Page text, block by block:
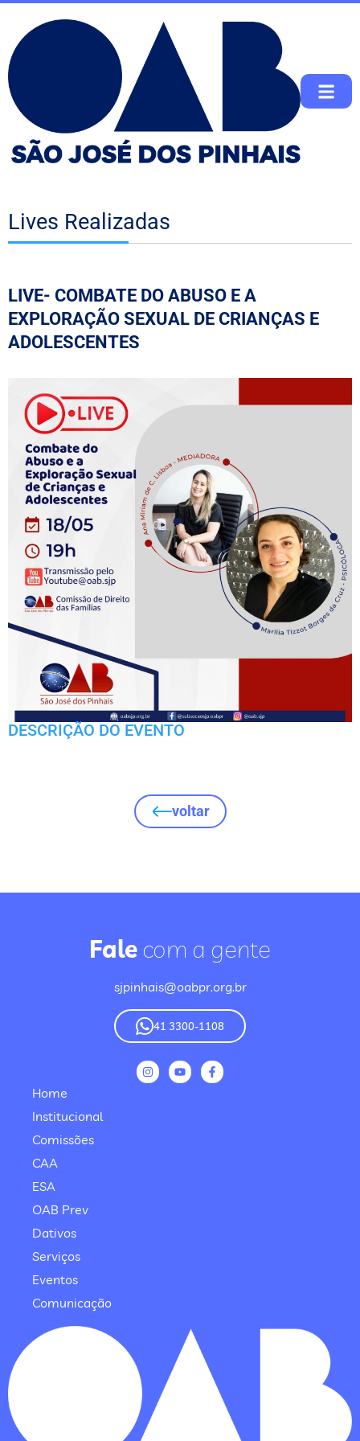
Lives Realizadas
LIVE- COMBATE DO ABUSO E A
EXPLORAÇÃO SEXUAL DE CRIANÇAS E
ADOLESCENTES
DESCRIÇÃO DO EVENTO
voltar
Fale com a gente
sjpinhais@oabpr.org.br
41 3300-1108
Home
Institucional
Comissões
CAA
ESA
OAB Prev
Dativos
Serviços
Eventos
Comunicação